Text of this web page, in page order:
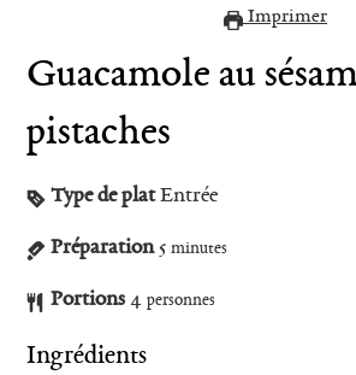
Imprimer
Guacamole au
pistaches
Type de platEntrée
Préparation5 minutes
Portions 4 personnes
Ingrédients